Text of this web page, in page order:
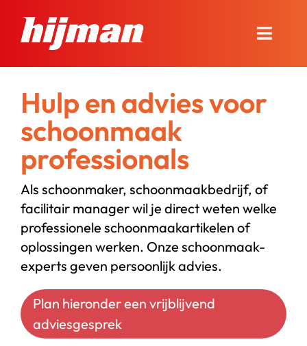
naar
inhoud
Toggle
Nieuws en advies
Onze winkel
Contact
Bel ons
Start chat
Hulp en advies voor
schoonmaak
professionals
Als schoonmaker, schoonmaakbedrijf, of
facilitair manager wil je direct weten welke
professionele schoonmaakartikelen of
oplossingen werken. Onze schoonmaak-
experts geven persoonlijk advies.
Plan hieronder een vrijblijvend
adviesgesprek